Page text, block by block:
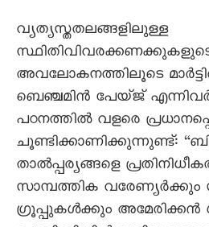
വ്യത്യസ്തതലങ്ങളിലുള്ള
അവലോകനത്തിലൂടെ
ബെഞ്ചമിൻ പേയ്ജ്
പഠനത്തിൽ വളരെ
ചൂണ്ടിക്കാണിക്കുന്നുണ്ട്:
താൽപ്പര്യങ്ങളെ
സാമ്പത്തിക
ഗ്രൂപ്പുകൾക്കും